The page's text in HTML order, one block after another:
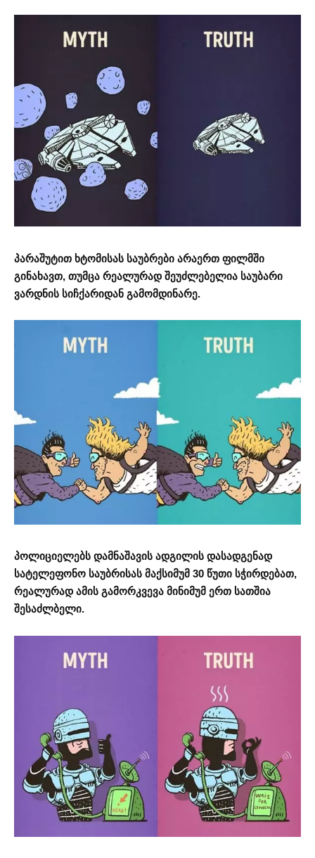
პარაშუტით ხტომისას საუბრები არაერთ ფილმში
გინახავთ, თუმცა რეალურად შეუძლებელია საუბარი
ვარდნის სიჩქარიდან გამომდინარე.
პოლიციელებს დამნაშავის ადგილის დასადგენად
სატელეფონო საუბრისას მაქსიმუმ 30 წუთი სჭირდებათ,
რეალურად ამის გამორკვევა მინიმუმ ერთ სათშია
შესაძლბელი.